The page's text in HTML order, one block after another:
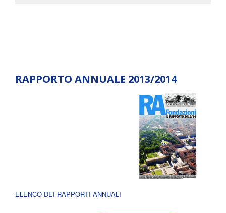
RAPPORTO ANNUALE 2013/2014
ELENCO DEI RAPPORTI ANNUALI